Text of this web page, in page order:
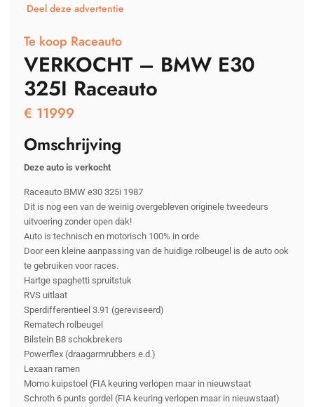
Deel deze advertentie
Te koop Raceauto
VERKOCHT – BMW E30
325I Raceauto
€ 11999
Omschrijving
Deze auto is verkocht
Raceauto BMW e30 325i 1987
Dit is nog een van de weinig overgebleven originele tweedeurs
uitvoering zonder open dak!
Auto is technisch en motorisch 100% in orde
Door een kleine aanpassing van de huidige rolbeugel is de auto ook
te gebruiken voor races.
Hartge spaghetti spruitstuk
RVS uitlaat
Sperdifferentieel 3.91 (gereviseerd)
Rematech rolbeugel
Bilstein B8 schokbrekers
Powerflex (draagarmrubbers e.d.)
Lexaan ramen
Momo kuipstoel (FIA keuring verlopen maar in nieuwstaat
Schroth 6 punts gordel (FIA keuring verlopen maar in nieuwstaat)